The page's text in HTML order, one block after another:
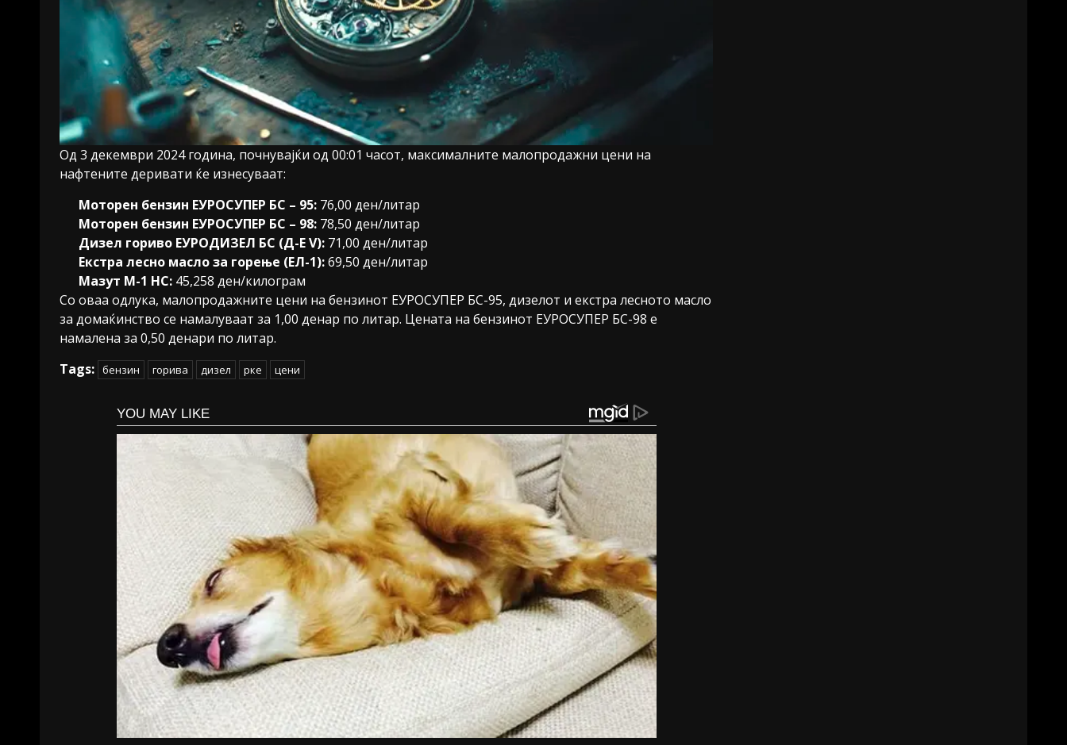
Од 3 декември 2024 година, почнувајќи од 00:01 часот, максималните малопродажни цени на
нафтените деривати ќе изнесуваат:
Моторен бензин ЕУРОСУПЕР БС – 95: 76,00 ден/литар
Моторен бензин ЕУРОСУПЕР БС – 98: 78,50 ден/литар
Дизел гориво ЕУРОДИЗЕЛ БС (Д-Е V): 71,00 ден/литар
Екстра лесно масло за горење (ЕЛ-1):69,50 ден/литар
Мазут М-1 НС: 45,258 ден/килограм
Со оваа одлука, малопродажните цени на бензинот ЕУРОСУПЕР БС-95, дизелот и екстра лесното масло
за домаќинство се намалуваат за 1,00 денар по литар. Цената на бензинот ЕУРОСУПЕР БС-98 е
намалена за 0,50 денари по литар.
Tags: бензин горива дизел рке цени